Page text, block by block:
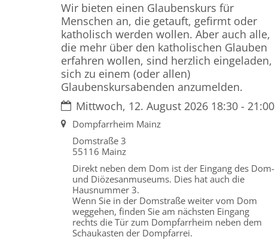
Wir bieten einen Glaubenskurs für
Menschen an, die getauft, gefirmt oder
katholisch werden wollen. Aber auch alle,
die mehr über den katholischen Glauben
erfahren wollen, sind herzlich eingeladen,
sich zu einem (oder allen)
Glaubenskursabenden anzumelden.
Datum:
Mittwoch, 12. August 2026 18:30 - 21:00
Ort:Dompfarrheim Mainz
Domstraße 3
55116 Mainz
Direkt neben dem Dom ist der Eingang des Dom-
und Diözesanmuseums. Dies hat auch die
Hausnummer 3.
Wenn Sie in der Domstraße weiter vom Dom
weggehen, finden Sie am nächsten Eingang
rechts die Tür zum Dompfarrheim neben dem
Schaukasten der Dompfarrei.